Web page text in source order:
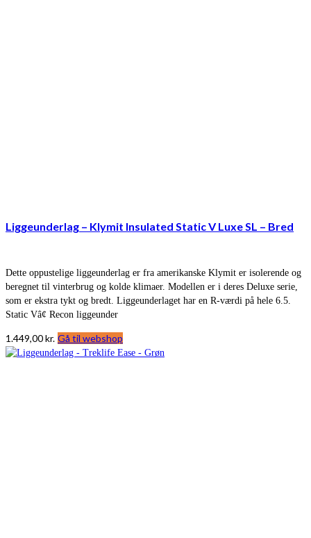
Liggeunderlag – Klymit Insulated Static V Luxe SL – Bred
Dette oppustelige liggeunderlag er fra amerikanske Klymit er isolerende og
beregnet til vinterbrug og kolde klimaer. Modellen er i deres Deluxe serie,
som er ekstra tykt og bredt. Liggeunderlaget har en R-værdi på hele 6.5.
Static Vâ¢ Recon liggeunder
1.449,00kr. Gå til webshop